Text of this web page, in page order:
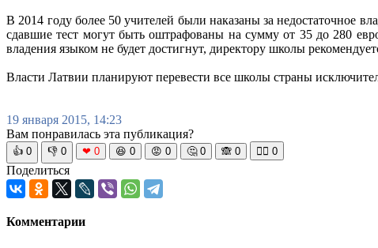
В 2014 году более 50 учителей были наказаны за недостаточное
сдавшие тест могут быть оштрафованы на сумму от 35 до 280
владения языком не будет достигнут, директору школы
Власти Латвии планируют перевести все школы страны
19 января 2015, 14:23
Вам понравилась эта публикация?
👍 0 👎 0 ❤ 0 😆 0 😡 0 🤔 0 🙈 0 🧘‍♀️ 0
Поделиться
Комментарии